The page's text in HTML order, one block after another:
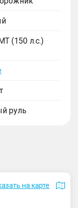
(150 л.с.)
руль
на карте